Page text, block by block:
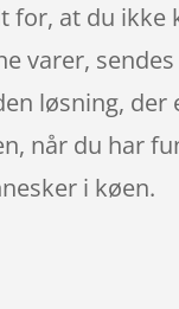
for, at du
varer,
løsning, der
når du har
i køen.